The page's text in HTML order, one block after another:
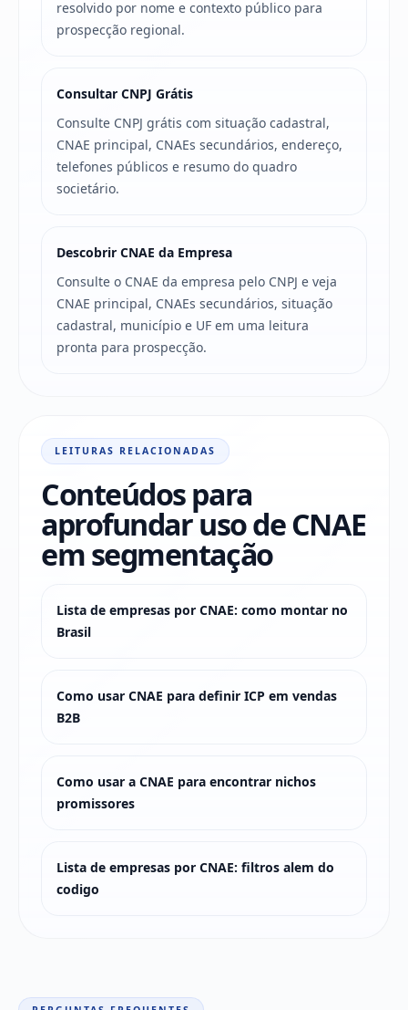
resolvido por nome e contexto público para
prospecção regional.
Consultar CNPJ Grátis
Consulte CNPJ grátis com situação cadastral,
CNAE principal, CNAEs secundários, endereço,
telefones públicos e resumo do quadro
societário.
Descobrir CNAE da Empresa
Consulte o CNAE da empresa pelo CNPJ e veja
CNAE principal, CNAEs secundários, situação
cadastral, município e UF em uma leitura
pronta para prospecção.
LEITURAS RELACIONADAS
Conteúdos para
aprofundar uso de CNAE
em segmentação
Lista de empresas por CNAE: como montar no
Brasil
Como usar CNAE para definir ICP em vendas
B2B
Como usar a CNAE para encontrar nichos
promissores
Lista de empresas por CNAE: filtros alem do
codigo